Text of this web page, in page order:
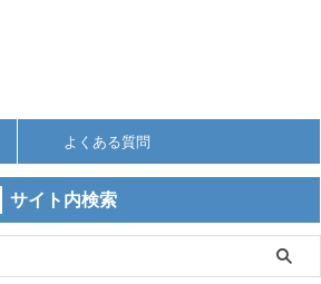
よくある質問
サイト内検索